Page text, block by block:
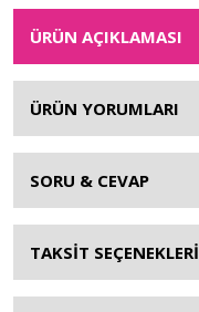
ÜRÜN AÇIKLAMASI
ÜRÜN YORUMLARI
SORU & CEVAP
TAKSİT SEÇENEKLERİ